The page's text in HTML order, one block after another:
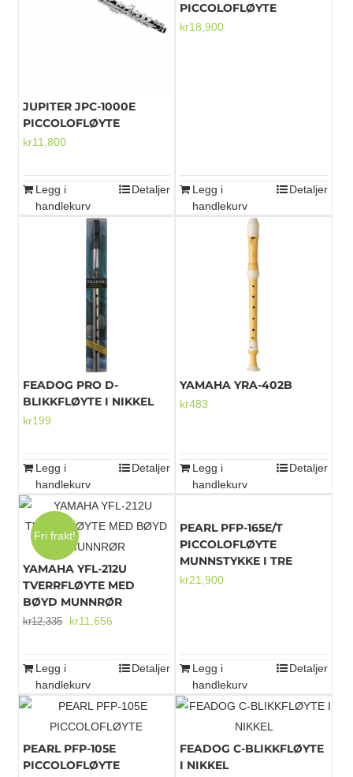
JUPITER JPC-1000E
PICCOLOFLØYTE
kr11,800
Legg i
handlekurv
Detaljer
PICCOLOFLØYTE
kr18,900
Legg i
handlekurv
Detaljer
FEADOG PRO D-
BLIKKFLØYTE I NIKKEL
kr199
Legg i
handlekurv
Detaljer
YAMAHA YRA-402B
kr483
Legg i
handlekurv
Detaljer
Fri frakt!
YAMAHA YFL-212U
TVERRFLØYTE MED
BØYD MUNNRØR
kr12,335
Opprinnelig
kr12,335.
kr11,656Nåværende
er:
Legg i
handlekurv
Detaljer
PEARL PFP-165E/T
PICCOLOFLØYTE
MUNNSTYKKE I TRE
kr21,900
Legg i
handlekurv
Detaljer
PEARL PFP-105E
PICCOLOFLØYTE
FEADOG C-BLIKKFLØYTE
I NIKKEL